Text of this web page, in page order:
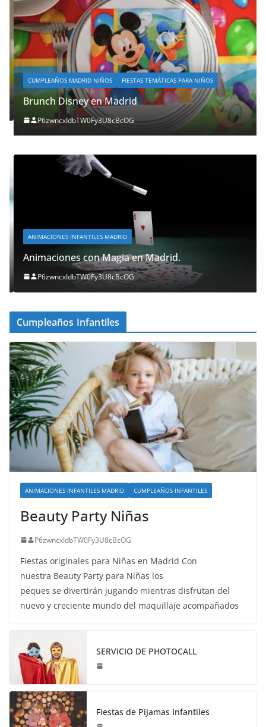
CUMPLEAÑOS MADRID NIÑOS FIESTAS TEMÁTICAS PARA NIÑOS
Brunch Disney en Madrid
P6zwncxIdbTW0Fy3U8cBcOG
ANIMACIONES INFANTILES MADRID
Animaciones con Magia en Madrid.
P6zwncxIdbTW0Fy3U8cBcOG
Cumpleaños Infantiles
ANIMACIONES INFANTILES MADRID CUMPLEAÑOS INFANTILES
Beauty Party Niñas
P6zwncxIdbTW0Fy3U8cBcOG
Fiestas originales para Niñas en Madrid Con
nuestra Beauty Party para Niñas los
peques se divertirán jugando mientras disfrutan del
nuevo y creciente mundo del maquillaje acompañados
SERVICIO DE PHOTOCALL
Fiestas de Pijamas Infantiles